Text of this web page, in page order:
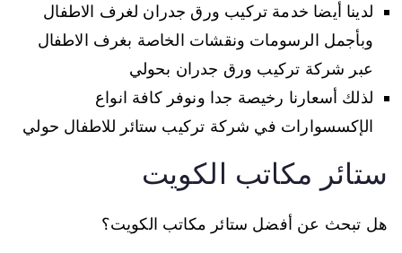
لدينا أيضا خدمة تركيب ورق جدران لغرف الاطفال
وبأجمل الرسومات ونقشات الخاصة بغرف الاطفال
عبر شركة تركيب ورق جدران بحولي
لذلك أسعارنا رخيصة جدا ونوفر كافة انواع
الإكسسوارات في شركة تركيب ستائر للاطفال حولي
ستائر مكاتب الكويت
هل تبحث عن أفضل ستائر مكاتب الكويت؟